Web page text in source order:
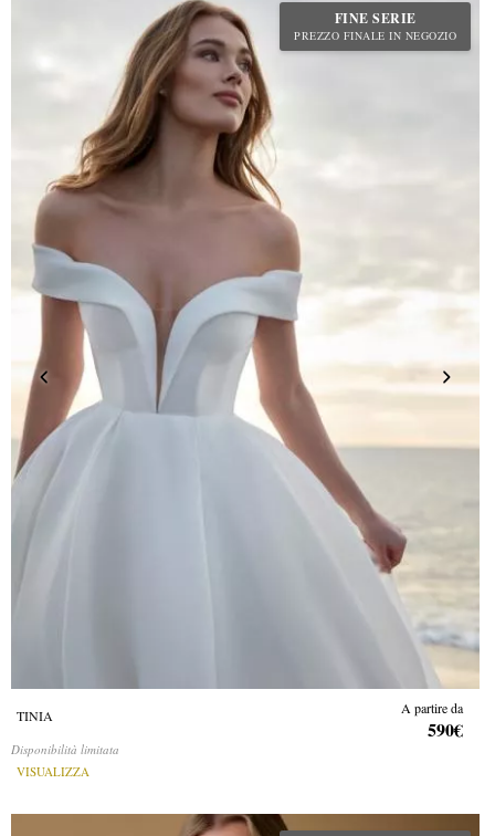
FINE SERIE
PREZZO FINALE IN NEGOZIO
TINIA
Disponibilità limitata
VISUALIZZA
A partire da
590€